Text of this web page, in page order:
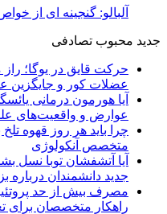
آلبالو: گنجینه ای از
جدید محبوب تصادفی
حرکت قایق در یوگا؛
عضلات کور و جایگزین
آیا هورمون درمانی
عوارض و واقعیت‌های
متخصص آنکولوژی
آیا آتشفشان توبا نسل
جدید دانشمندان درباره
راهکار متخصصان برای